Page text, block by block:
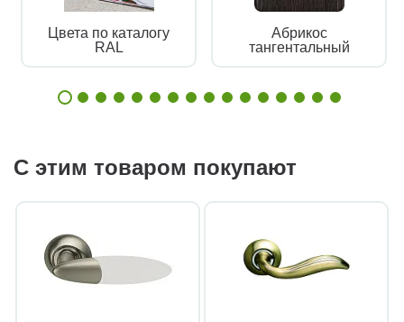
Цвета по каталогу
RAL
Абрикос
тангентальный
С этим товаром покупают